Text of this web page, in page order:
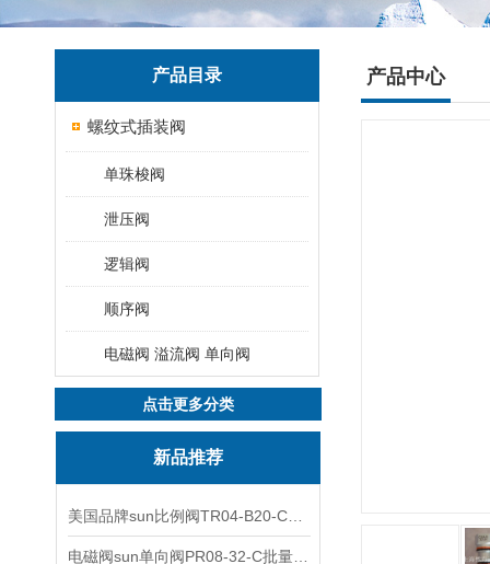
产品目录
螺纹式插装阀
单珠梭阀
泄压阀
逻辑阀
顺序阀
电磁阀 溢流阀 单向阀
点击更多分类
新品推荐
产品中心